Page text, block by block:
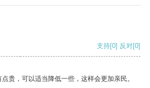
支持[0] 反对[0]
贵，可以适当降低一些，这样会更加亲民。